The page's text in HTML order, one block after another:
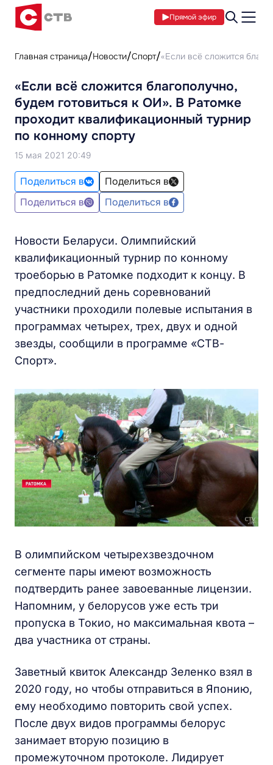
Прямой эфир
Главная страница Новости Спорт «Если всё сложится
«Если всё сложится благополучно,
будем готовиться к ОИ». В Ратомке
проходит квалификационный турнир
по конному спорту
15 мая 2021 20:49
Поделиться в
Поделиться в
Поделиться в
Поделиться в
Новости Беларуси. Олимпийский
квалификационный турнир по конному
троеборью в Ратомке подходит к концу. В
предпоследний день соревнований
участники проходили полевые испытания в
программах четырех, трех, двух и одной
звезды, сообщили в программе «СТВ-
Спорт».
В олимпийском четырехзвездочном
сегменте пары имеют возможность
подтвердить ранее завоеванные лицензии.
Напомним, у белорусов уже есть три
пропуска в Токио, но максимальная квота –
два участника от страны.
Заветный квиток Александр Зеленко взял в
2020 году, но чтобы отправиться в Японию,
ему необходимо повторить свой успех.
После двух видов программы белорус
занимает вторую позицию в
промежуточном протоколе. Лидирует